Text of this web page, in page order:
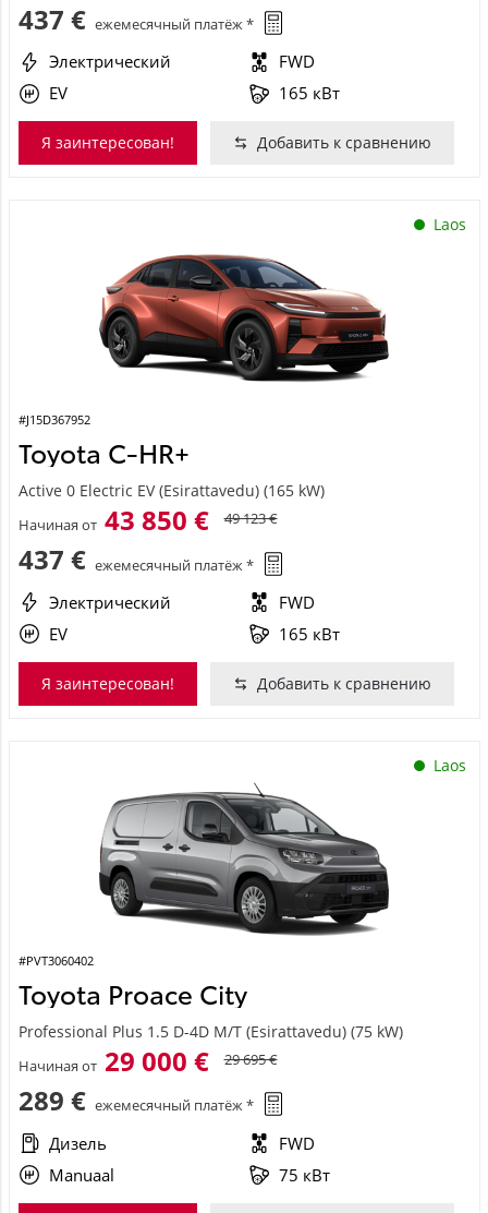
437 € ежемесячный платёж *
Электрический
FWD
EV
165 кВт
Я заинтересован! Добавить к сравнению
Laos
#J15D367952
Toyota C-HR+
Active 0 Electric EV (Esirattavedu) (165 kW)
Начиная от 43 850 € 49 123 €
437 € ежемесячный платёж *
Электрический
FWD
EV
165 кВт
Я заинтересован! Добавить к сравнению
Laos
#PVT3060402
Toyota Proace City
Professional Plus 1.5 D-4D M/T (Esirattavedu) (75 kW)
Начиная от 29 000 € 29 695 €
289 € ежемесячный платёж *
Дизель
FWD
Manuaal
75 кВт